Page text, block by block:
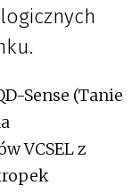
Sense (Tanie
VCSEL z